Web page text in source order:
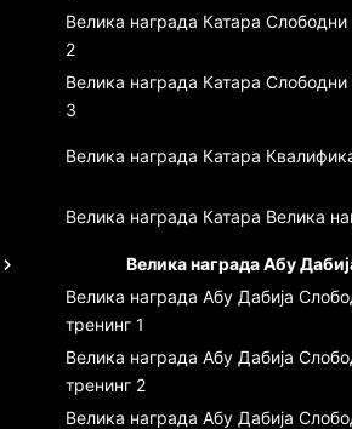
Велика награда Катара Слободни
2
Велика награда Катара Слободни
3
Велика награда Катара
Велика награда Катара Велика
Велика награда Абу
Велика награда Абу Дабија
тренинг 1
Велика награда Абу Дабија
тренинг 2
Велика награда Абу Дабија